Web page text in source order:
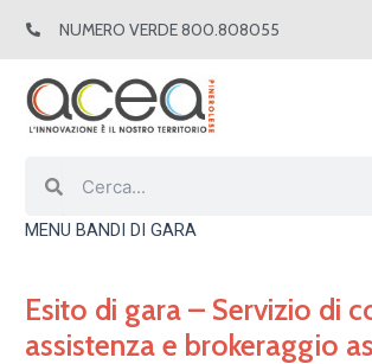
NUMERO VERDE 800.808055
MENU BANDI DI GARA
Esito di gara – Servizio di
assistenza e brokeraggio